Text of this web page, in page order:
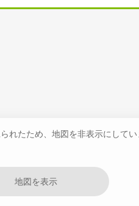
れたため、地図を非表示にしてい
地図を表示